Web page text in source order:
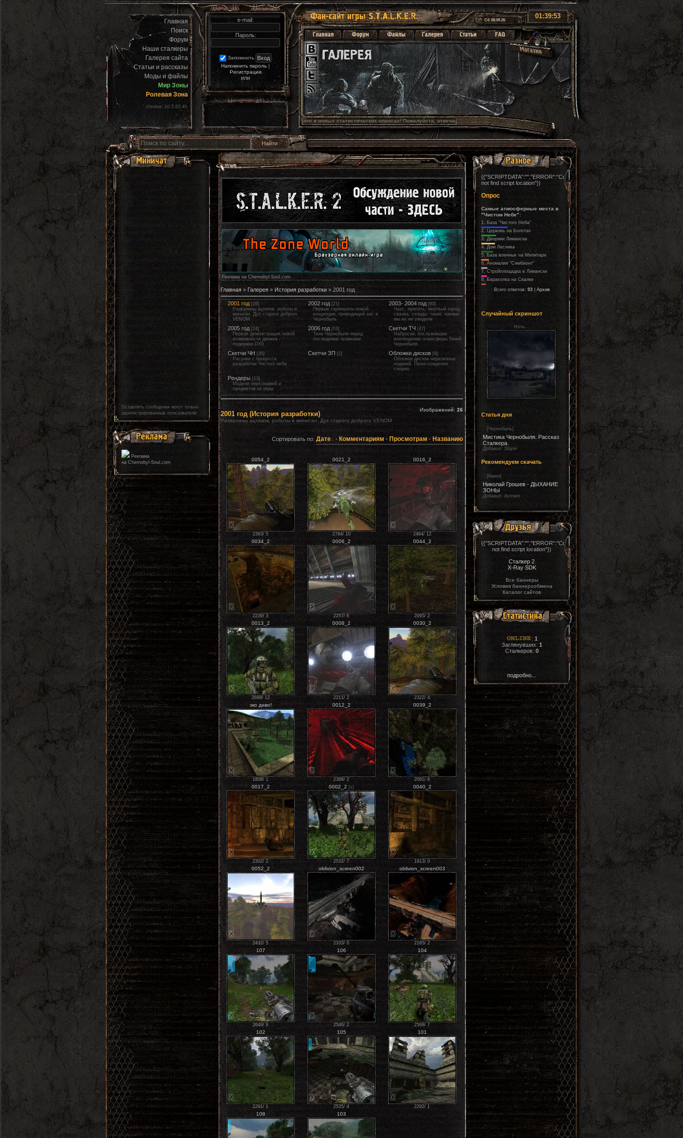
Главная
Поиск
Форум
Наши сталкеры
Галерея сайта
Статьи и рассказы
Моды и файлы
Мир Зоны
Ролевая Зона
chrome: 10.5.63.40
e-mail:
Пароль:
Запомнить
Напомнить пароль |
Регистрация
или
Сб 08.08.26
01:39:55
Голосуйте в новых статистических опросах! Пожалуйста, отвечайте честно.
Оставлять сообщения могут только
зарегистрированные пользователи
Реклама
на Chernobyl-Soul.com
Реклама на Chernobyl-Soul.com
Главная» Галерея» История разработки» 2001 год
2001 год [26]
Развалины ацтеков, роботы и
миниган. Дух старого доброго
VENOM
2002 год [21]
Первые скриншоты новой
концепции, приводящей нас в
Чернобыль
2003- 2004 год [60]
Чаэс, припять, мертвый город,
свалка, склады: такие, какими
мы их не увидели
2005 год [24]
Первая демонстрация новой
возможности движка -
подержки DX9
2006 год [53]
Тени Чернобыля перед
последними правками
Скетчи ТЧ [47]
Наброски, послужившие
воплощению атмосферы Теней
Чернобыля.
Скетчи ЧН [35]
Рисунки с процесса
разработки Чистого неба
Скетчи ЗП [2] Обложки дисков [9]
Обложки дисков нерелизных
изданий. Происхождение
спорно.
Рендеры [13]
Модели персонажей и
предметов из игры
2001 год (История разработки)
Изображений: 26
Развалины ацтеков, роботы и миниган. Дух старого доброго VENOM
Сортировать по: Дате · Комментариям · Просмотрам · Названию
0054_2
X
2393/5
0021_2
X
2784/ 10
0016_2
X
2464/ 12
0034_2
X
2239/3
0006_2
X
2257/6
0044_2
X
2095/2
0013_2
X
2699/ 12
0008_2
X
2211/2
0030_2
X
2322/4
эко диво!
X
1808/1
0012_2
X
2388/2
0039_2
X
2091/6
0017_2
X
2302/2
0002_2 [s]
X
2532/7
0040_2
X
1913/0
0052_2
X
2432/5
oblivion_screen002
X
2333/0
oblivion_screen003
X
2165/2
107
X
2649/8
106
X
2546/2
104
X
2568/7
102
X
2291/1
105
X
2535/4
101
X
2292/1
108 103
({"SCRIPTDATA":"","ERROR":"Could
not find script location"})
Опрос
Самые атмосферные места в
"Чистом Небе":
1. База "Чистого Неба"
2. Церковь на Болотах
3. Дворики Лиманска
4. Дом Лесника
5. База военных на Милитари
6. Аномалия "Симбионт"
7. Стройплощадка в Лиманске
8. Барахолка на Свалке
Всего ответов: 93| Архив
Случайный скриншот
Ночь...
Статья дня
[Чернобыль]
Мистика Чернобыля. Рассказ
Сталкера.
Добавил: Slаyer
Рекомендуем скачать
[Книги]
Николай Грошев - ДЫХАНИЕ
ЗОНЫ
Добавил: Астат
({"SCRIPTDATA":"","ERROR":"Could
not find script location"})
Сталкер 2
X-Ray SDK
Все баннеры
Условия баннерообмена
Каталог сайтов
: 1
Заглянувших: 1
Сталкеров:0
подробно...